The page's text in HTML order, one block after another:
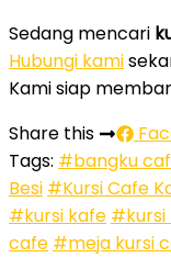
Sedang mencari
Hubungi kami
Kami siap
Share this
Tags: #bangku
Besi #Kursi Cafe
#kursi kafe #kursi
cafe #meja kursi